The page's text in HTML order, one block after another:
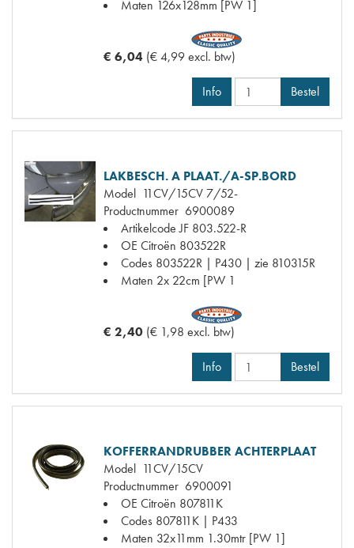
Maten 126x128mm [PW 1]
€ 6,04 (€ 4,99 excl. btw)
Info Bestel
LAKBESCH. A PLAAT./A-SP.BORD
Model 11CV/15CV 7/52-
Productnummer 6900089
Artikelcode JF 803.522-R
OE Citroën 803522R
Codes 803522R | P430 | zie 810315R
Maten 2x 22cm [PW 1
€ 2,40 (€ 1,98 excl. btw)
Info Bestel
KOFFERRANDRUBBER ACHTERPLAAT
Model 11CV/15CV
Productnummer 6900091
OE Citroën 807811K
Codes 807811K | P433
Maten 32x11mm 1.30mtr [PW 1]